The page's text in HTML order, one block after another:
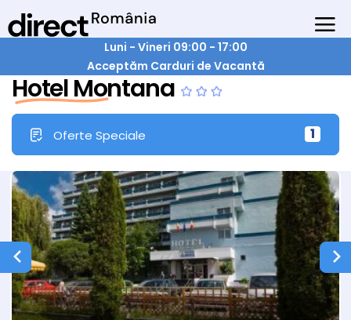
Luni - Vineri 09:00 - 17:00
Acceptăm Carduri de Vacantă
Hotel Montana
Oferte Speciale 1